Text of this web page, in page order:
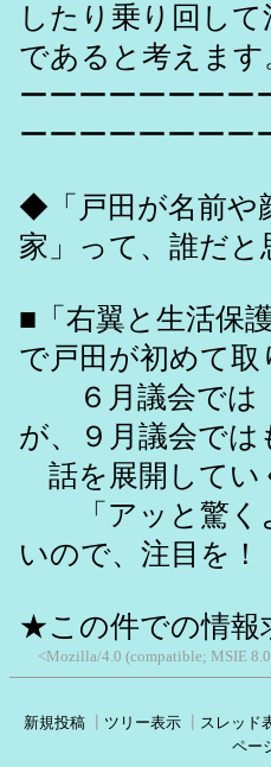
したり乗り回し
であると考えます
ーーーーーーーー
ーーーーーーーー
◆「戸田が名前や
家」って、誰だと
■「右翼と生活保
で戸田が初めて取
６月議会では「
が、９月議会で
話を展開してい
「アッと驚く
いので、注目を！
★この件での情報
<Mozilla/4.0 (compatible; MSIE
新規投稿
ツリー表示 スレッド
ペー